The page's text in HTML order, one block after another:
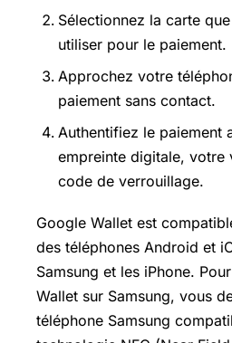
Sélectionnez la carte
utiliser pour le paiement.
Approchez votre
paiement sans contact.
Authentifiez le paiement
empreinte digitale, votre
code de verrouillage.
Google Wallet est
des téléphones Android et
Samsung et les iPhone.
Wallet sur Samsung, vous
téléphone Samsung